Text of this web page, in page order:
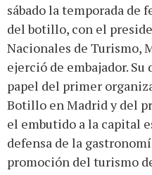
sábado la temporada de
del botillo, con el
Nacionales de Turismo,
ejerció de embajador. Su
papel del primer
Botillo en Madrid y del
el embutido a la capital
defensa de la
promoción del turismo